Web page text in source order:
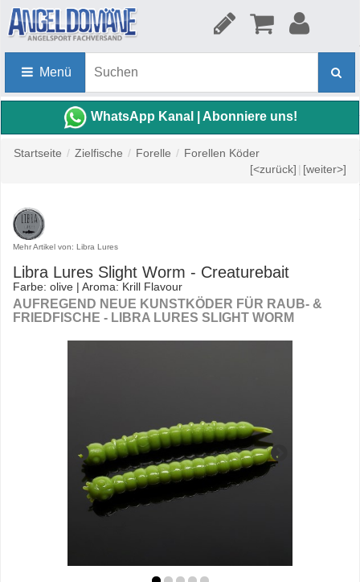
Menü
WhatsApp Kanal | Abonniere uns!
Startseite / Zielfische / Forelle / Forellen Köder
[<zurück] | [weiter>]
Mehr Artikel von: Libra Lures
Libra Lures Slight Worm - Creaturebait
Farbe: olive | Aroma: Krill Flavour
AUFREGEND NEUE KUNSTKÖDER FÜR RAUB- &
FRIEDFISCHE - LIBRA LURES SLIGHT WORM